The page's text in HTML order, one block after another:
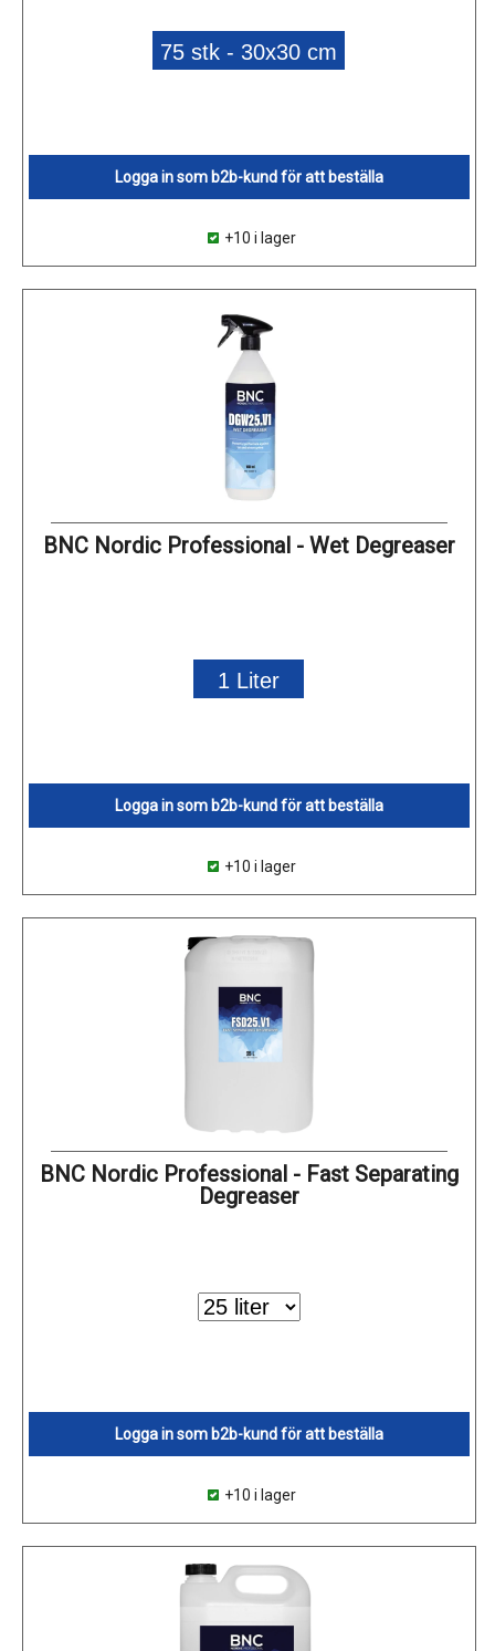
75 stk - 30x30 cm
Logga in som b2b-kund för att beställa
+10 i lager
BNC Nordic Professional - Wet Degreaser
1 Liter
Logga in som b2b-kund för att beställa
+10 i lager
BNC Nordic Professional - Fast Separating
Degreaser
Logga in som b2b-kund för att beställa
+10 i lager